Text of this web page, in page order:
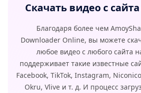
Скачать видео с
Благодаря более чем
Downloader Online, вы можете
любое видео с любого сайта
поддерживает такие известные
Facebook, TikTok, Instagram,
Okru, Vlive и т. д. И процесс